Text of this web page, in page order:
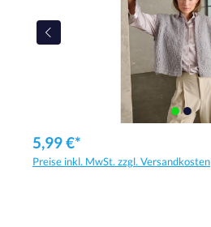
5,99 €*
Preise inkl. MwSt. zzgl. Versandkosten